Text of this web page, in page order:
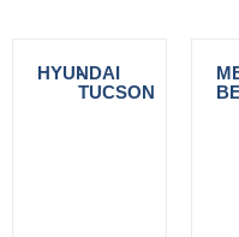
HYUNDAI
-
TUCSON